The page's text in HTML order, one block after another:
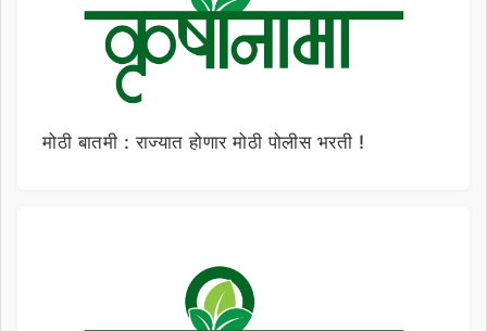
मोठी बातमी : राज्यात होणार मोठी पोलीस भरती !